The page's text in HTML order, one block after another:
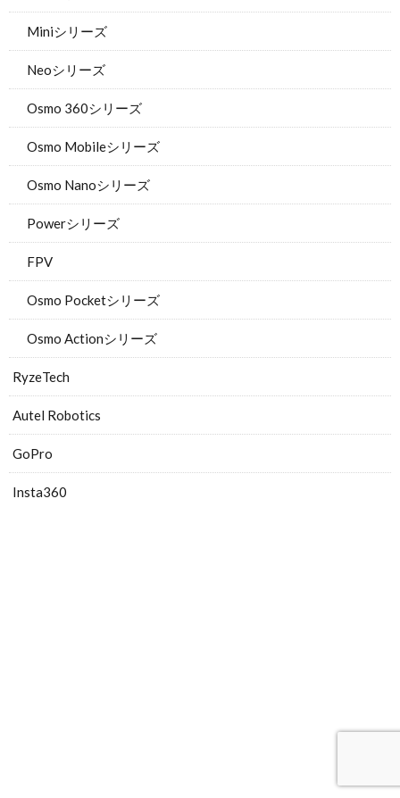
Miniシリーズ
Neoシリーズ
Osmo 360シリーズ
Osmo Mobileシリーズ
Osmo Nanoシリーズ
Powerシリーズ
FPV
Osmo Pocketシリーズ
Osmo Actionシリーズ
RyzeTech
Autel Robotics
GoPro
Insta360